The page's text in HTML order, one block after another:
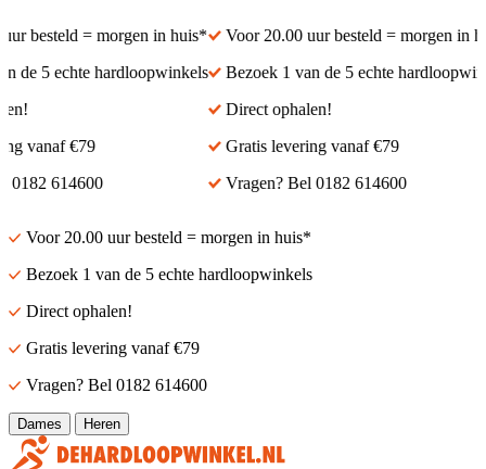
besteld = morgen in huis*
de 5 echte hardloopwinkels
vanaf €79
614600
Voor 20.00 uur besteld = morgen in
Bezoek 1 van de 5 echte
Direct ophalen!
Gratis levering vanaf €79
Vragen? Bel 0182 614600
Voor 20.00 uur besteld = morgen in huis*
Bezoek 1 van de 5 echte hardloopwinkels
Direct ophalen!
Gratis levering vanaf €79
Vragen? Bel 0182 614600
Dames Heren